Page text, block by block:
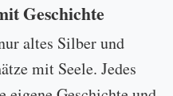
Geschichte
altes Silber und
mit Seele. Jedes